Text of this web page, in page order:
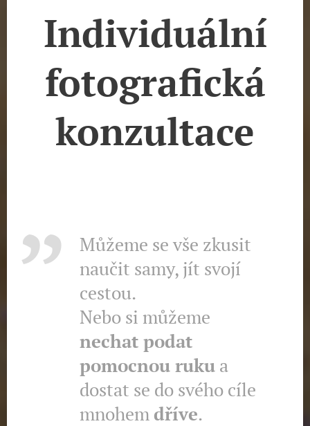
Individuální
fotografická
konzultace
Můžeme se vše zkusit
naučit samy, jít svojí
cestou.
Nebo si můžeme
nechat podat
pomocnou ruku a
dostat se do svého cíle
mnohem dříve.